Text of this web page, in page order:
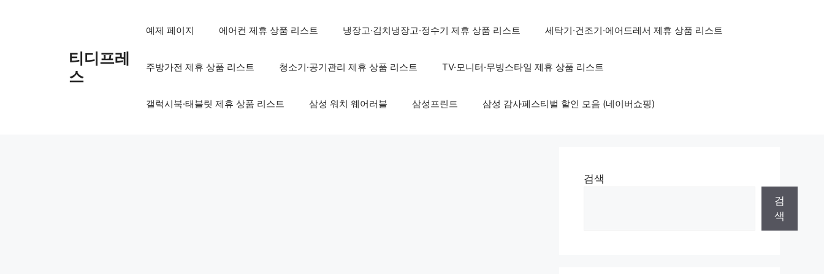
티디프레
스
예제 페이지 에어컨 제휴 상품 리스트 냉장고·김치냉장고·정수기 제휴 상품 리스트 세탁기·건조기·에어드레서 제휴 상품 리스트
주방가전 제휴 상품 리스트 청소기·공기관리 제휴 상품 리스트 TV·모니터·무빙스타일 제휴 상품 리스트
갤럭시북·태블릿 제휴 상품 리스트 삼성 워치 웨어러블 삼성프린트 삼성 감사페스티벌 할인 모음 (네이버쇼핑)
검색
검
색